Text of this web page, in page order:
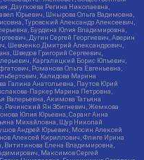
Дзугкоева Регина Николаевна,
Юрьевич, Шнырова Ольга Вадимовна,
Туровский Александр Алексеевич,
Бурдина Юлия Владимировна,
Дугин Сергей Георгиевич, Аверин
Шевченко Дмитрий Александрович,
Шведов Григорий Сергеевич,
Каргалицкий Борис Юльевич,
Романова Ольга Евгеньевна,
Халидова Марина
Галина Анатольевна, Паутов Юрий
Паркер Марина Петровна,
Валерьевна, Акимова Татьяна
Рачинский Ян Збигневич, Жемкова
Юлия Юрьевна, Саранг Анна
Михайловна, Щур Николай
Андрей Юрьевич, Мосин Алексей
Алексей Кириллович, Флиге Ирина
Елена Владимировна,
Максимов Сергей